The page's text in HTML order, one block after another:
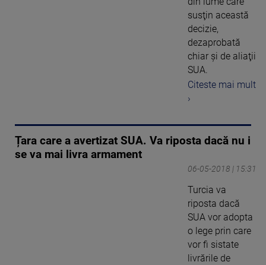
susţin această
decizie,
dezaprobată
chiar şi de aliaţii
SUA.
Citeste mai mult
›
Țara care a avertizat SUA. Va riposta dacă nu i
se va mai livra armament
06-05-2018 | 15:31
Turcia va
riposta dacă
SUA vor adopta
o lege prin care
vor fi sistate
livrările de